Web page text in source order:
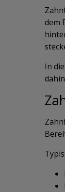
dem
In